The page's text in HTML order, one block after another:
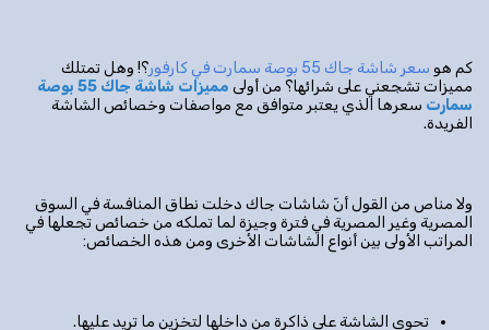
كم هو سعر شاشة جاك 55 بوصة سمارت في كارفور
؟! وهل تمتلك
مميزات تشجعني على شرائها؟ من أولى
مميزات شاشة جاك 55 بوصة
سمارت سعرها الذي يعتبر متوافق مع مواصفات وخصائص الشاشة
الفريدة.
ولا مناص من القول أنّ شاشات جاك دخلت نطاق المنافسة في السوق
المصرية وغير المصرية في فترة وجيزة لما تملكه من خصائص تجعلها في
المراتب الأولى بين أنواع الشاشات الأخرى ومن هذه الخصائص:
تحوي الشاشة على ذاكرة من داخلها لتخزين ما تريد عليها.